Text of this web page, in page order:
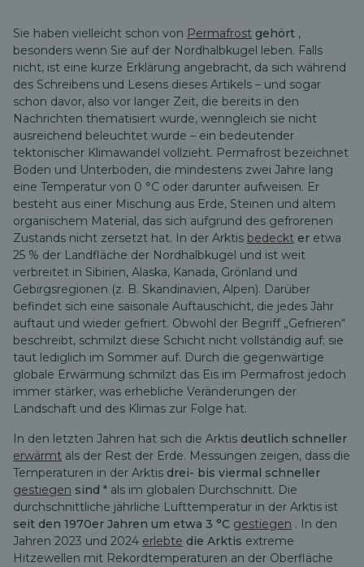
Sie haben vielleicht schon von Permafrost gehört ,
besonders wenn Sie auf der Nordhalbkugel leben. Falls
nicht, ist eine kurze Erklärung angebracht, da sich während
des Schreibens und Lesens dieses Artikels – und sogar
schon davor, also vor langer Zeit, die bereits in den
Nachrichten thematisiert wurde, wenngleich sie nicht
ausreichend beleuchtet wurde – ein bedeutender
tektonischer Klimawandel vollzieht. Permafrost bezeichnet
Boden und Unterboden, die mindestens zwei Jahre lang
eine Temperatur von 0 °C oder darunter aufweisen. Er
besteht aus einer Mischung aus Erde, Steinen und altem
organischem Material, das sich aufgrund des gefrorenen
Zustands nicht zersetzt hat. In der Arktis bedeckt er etwa
25 % der Landfläche der Nordhalbkugel und ist weit
verbreitet in Sibirien, Alaska, Kanada, Grönland und
Gebirgsregionen (z. B. Skandinavien, Alpen). Darüber
befindet sich eine saisonale Auftauschicht, die jedes Jahr
auftaut und wieder gefriert. Obwohl der Begriff „Gefrieren“
beschreibt, schmilzt diese Schicht nicht vollständig auf; sie
taut lediglich im Sommer auf. Durch die gegenwärtige
globale Erwärmung schmilzt das Eis im Permafrost jedoch
immer stärker, was erhebliche Veränderungen der
Landschaft und des Klimas zur Folge hat.
In den letzten Jahren hat sich die Arktis deutlich schneller
erwärmt als der Rest der Erde. Messungen zeigen, dass die
Temperaturen in der Arktis drei- bis viermal schneller
gestiegen sind * als im globalen Durchschnitt. Die
durchschnittliche jährliche Lufttemperatur in der Arktis ist
seit den 1970er Jahren um etwa 3 °C gestiegen . In den
Jahren 2023 und 2024 erlebte die Arktis extreme
Hitzewellen mit Rekordtemperaturen an der Oberfläche